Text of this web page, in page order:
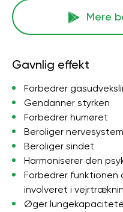
Mere
Gavnlig effekt
Forbedrer
Gendanner styrken
Forbedrer humøret
Beroliger
Beroliger sindet
Harmoniserer den
Forbedrer funktionen
involveret i
Øger